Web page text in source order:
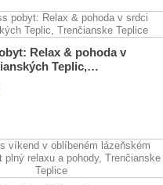
Relax & pohoda v
Teplic,…